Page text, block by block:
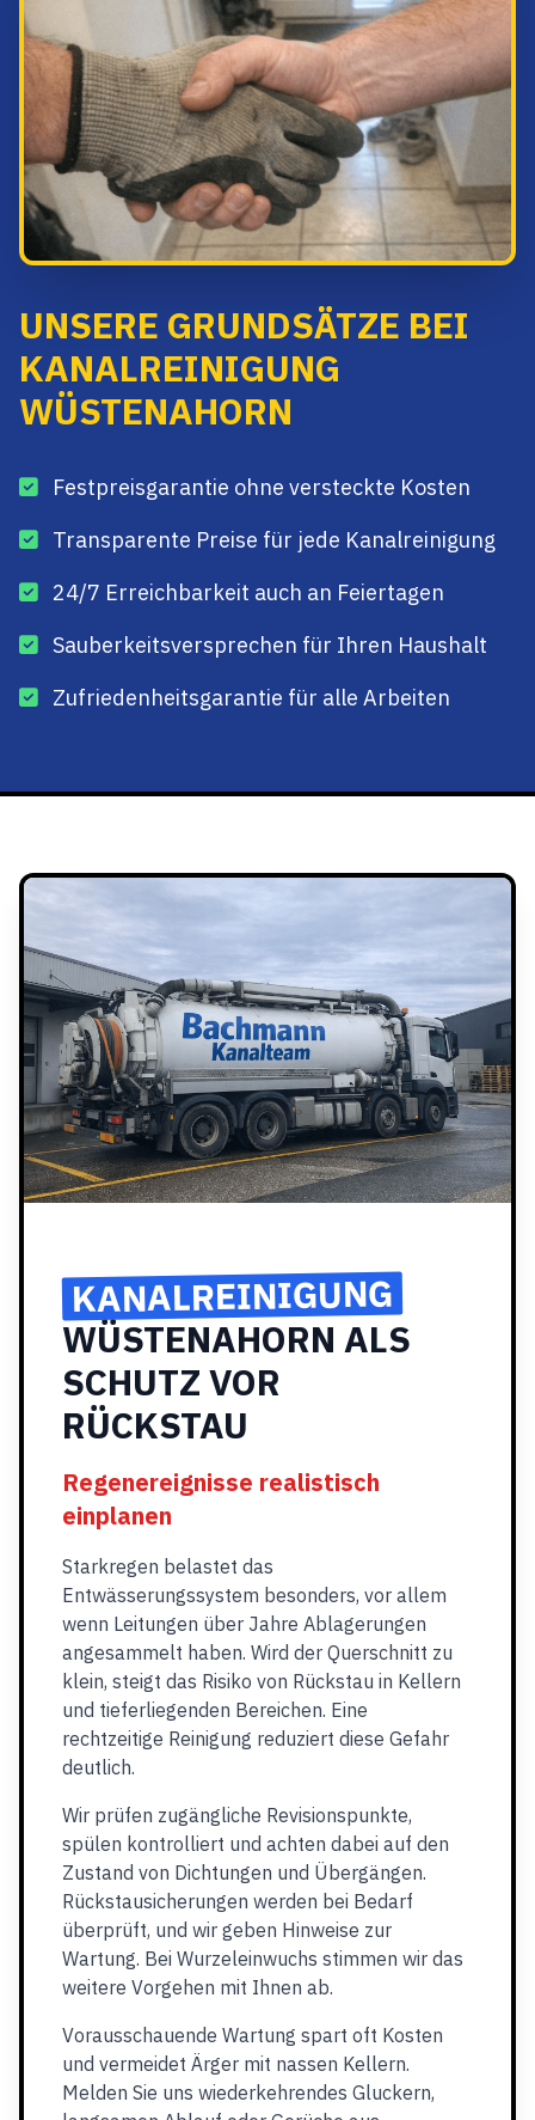
UNSERE GRUNDSÄTZE BEI
KANALREINIGUNG
WÜSTENAHORN
Festpreisgarantie ohne versteckte Kosten
Transparente Preise für jede Kanalreinigung
24/7 Erreichbarkeit auch an Feiertagen
Sauberkeitsversprechen für Ihren Haushalt
Zufriedenheitsgarantie für alle Arbeiten
KANALREINIGUNG
WÜSTENAHORN ALS
SCHUTZ VOR
RÜCKSTAU
Regenereignisse realistisch
einplanen
Starkregen belastet das
Entwässerungssystem besonders, vor allem
wenn Leitungen über Jahre Ablagerungen
angesammelt haben. Wird der Querschnitt zu
klein, steigt das Risiko von Rückstau in Kellern
und tieferliegenden Bereichen. Eine
rechtzeitige Reinigung reduziert diese Gefahr
deutlich.
Wir prüfen zugängliche Revisionspunkte,
spülen kontrolliert und achten dabei auf den
Zustand von Dichtungen und Übergängen.
Rückstausicherungen werden bei Bedarf
überprüft, und wir geben Hinweise zur
Wartung. Bei Wurzeleinwuchs stimmen wir das
weitere Vorgehen mit Ihnen ab.
Vorausschauende Wartung spart oft Kosten
und vermeidet Ärger mit nassen Kellern.
Melden Sie uns wiederkehrendes Gluckern,